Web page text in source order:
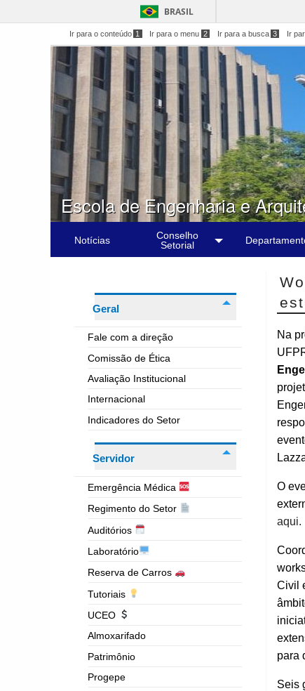
BRASIL
Ir para o conteúdo 1 Ir para o menu 2 Ir para a busca 3 Ir
Escola de Engenharia e
Notícias
Conselho
Setorial
Geral
Fale com a direção
Comissão de Ética
Avaliação Institucional
Internacional
Indicadores do Setor
Servidor
Emergência Médica
Regimento do Setor
Auditórios
Laboratório
Reserva de Carros
Tutoriais
UCEO
Almoxarifado
Patrimônio
Progepe
Na
O
aqui.
Civil
para
Seis